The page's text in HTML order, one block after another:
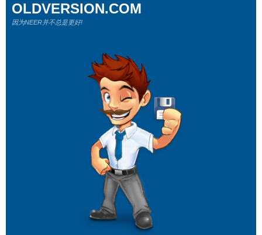
OLDVERSION.COM
因为NEER并不总是更好!